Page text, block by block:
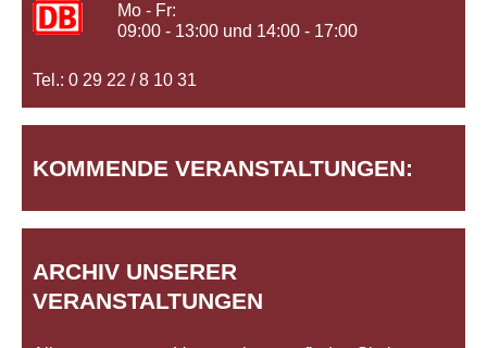
Mo - Fr:
09:00 - 13:00 und 14:00 - 17:00
Tel.: 0 29 22 / 8 10 31
KOMMENDE VERANSTALTUNGEN:
ARCHIV UNSERER
VERANSTALTUNGEN